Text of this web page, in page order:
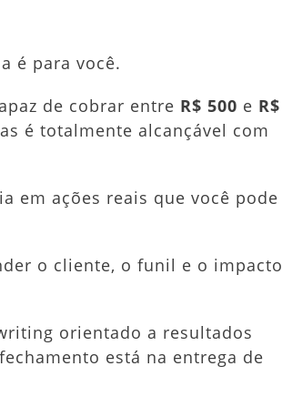
é para você.
de cobrar entre R$ 500 e R$
é totalmente alcançável com
em ações reais que você pode
o cliente, o funil e o impacto
orientado a resultados
está na entrega de